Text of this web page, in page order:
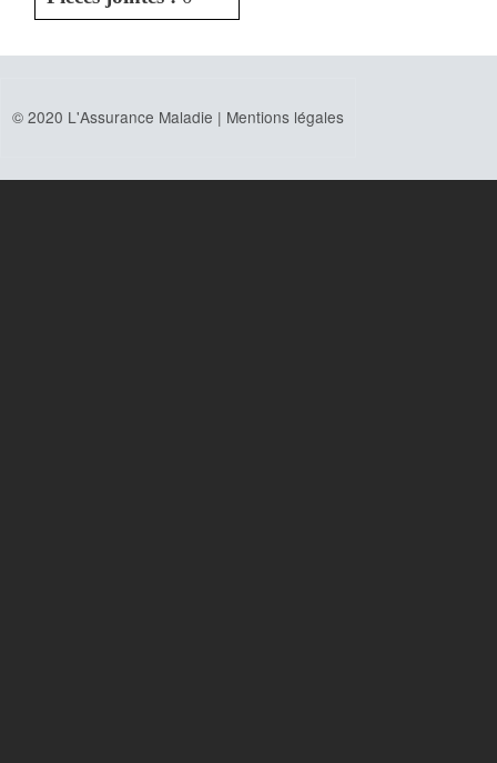
© 2020 L'Assurance Maladie | Mentions légales